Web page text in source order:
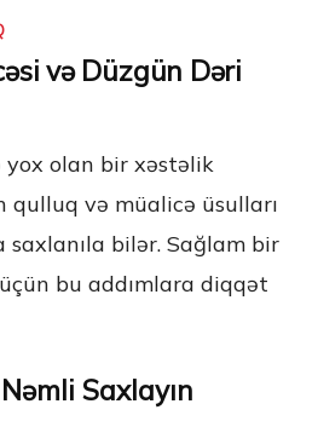
və Düzgün Dəri
olan bir xəstəlik
qulluq və müalicə üsulları
saxlanıla bilər. Sağlam bir
bu addımlara diqqət
Saxlayın